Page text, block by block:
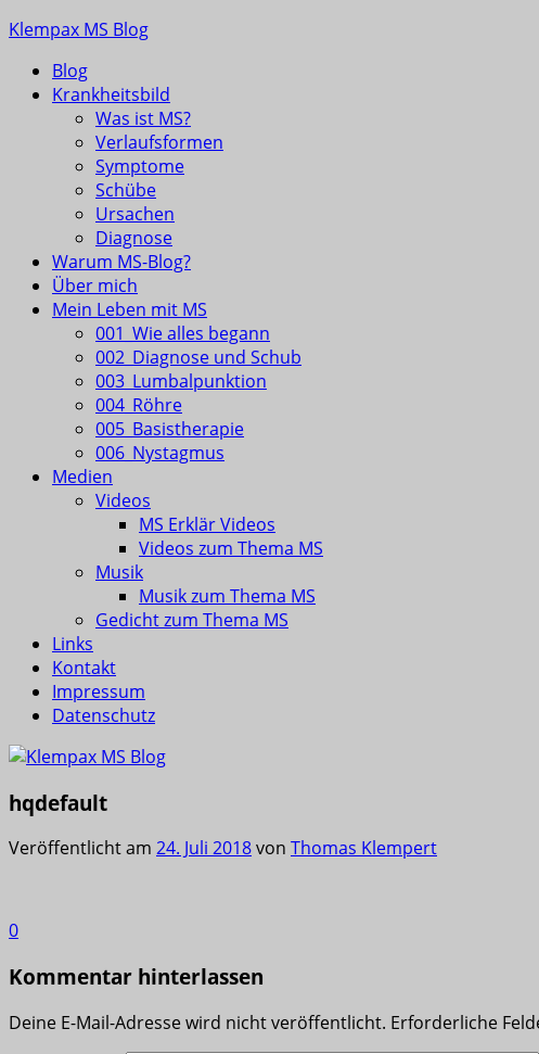
Skip
content
Klempax MS Blog
Infos, Fragen, Antworten für und von MSlern
Blog
Krankheitsbild
Was ist MS?
Verlaufsformen
Symptome
Schübe
Ursachen
Diagnose
Warum MS-Blog?
Über mich
Mein Leben mit MS
001_Wie alles begann
002_Diagnose und Schub
003_Lumbalpunktion
004_Röhre
005_Basistherapie
006_Nystagmus
Medien
Videos
MS Erklär Videos
Videos zum Thema MS
Musik
Musik zum Thema MS
Gedicht zum Thema MS
Links
Kontakt
Impressum
Datenschutz
hqdefault
Veröffentlicht am 24. Juli 2018von Thomas Klempert
0
Kommentar hinterlassen
Deine E-Mail-Adresse wird nicht veröffentlicht. Erforderliche